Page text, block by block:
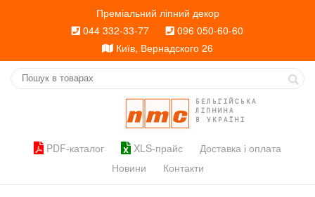
Преміальний ліпний декор
044 332-33-77
096 050-60-60
Київ, Вернадского 26
БЕЛЬГІЙСЬКА
ЛІПНИНА
В УКРАЇНІ
PDF-каталог XLS-прайс
Доставка і оплата
Новини
Контакти